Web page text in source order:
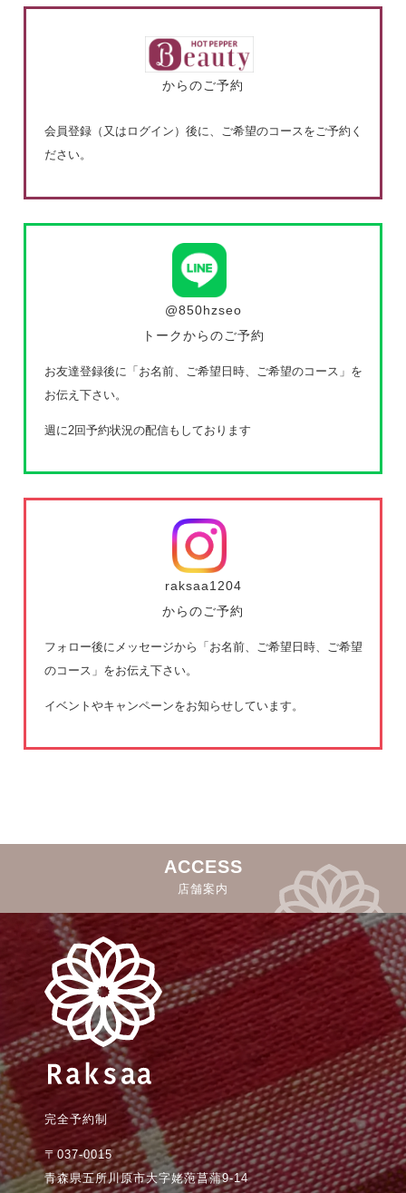
からのご予約
会員登録（又はログイン）後に、ご希望のコースをご予約く
ださい。
@850hzseo
トークからのご予約
お友達登録後に「お名前、ご希望日時、ご希望のコース」を
お伝え下さい。
週に2回予約状況の配信もしております
raksaa1204
からのご予約
フォロー後にメッセージから「お名前、ご希望日時、ご希望
のコース」をお伝え下さい。
イベントやキャンペーンをお知らせしています。
ACCESS
店舗案内
完全予約制
〒037-0015
青森県五所川原市大字姥萢菖蒲9-14